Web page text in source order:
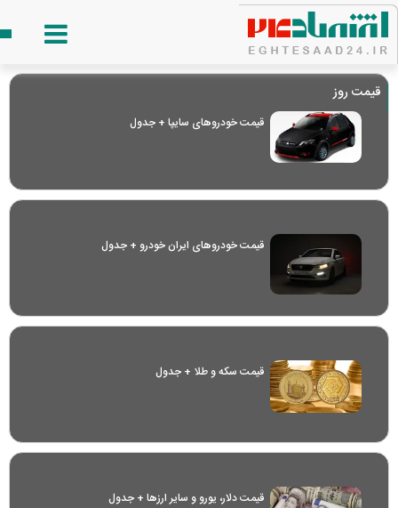
قیمت روز
قیمت خودرو‌های سایپا + جدول
قیمت خودرو‌های ایران خودرو + جدول
قیمت سکه و طلا + جدول
قیمت دلار، یورو و سایر ارز‌ها + جدول